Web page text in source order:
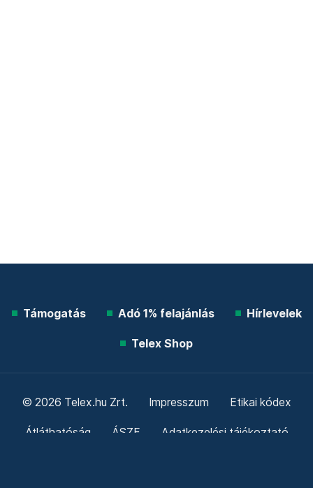
Támogatás Adó 1% felajánlás Hírlevelek
Telex Shop
© 2026 Telex.hu Zrt. Impresszum Etikai kódex
Átláthatóság ÁSZF Adatkezelési tájékoztató